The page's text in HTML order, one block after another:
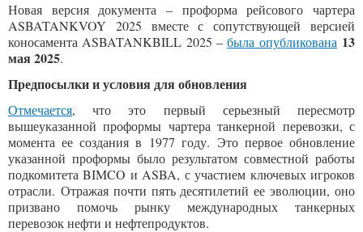
Новая версия документа – проформа рейсового чартера
ASBATANKVOY 2025 вместе с сопутствующей версией
коносамента ASBATANKBILL 2025 –была опубликована 13
мая 2025.
Предпосылки и условия для обновления
Отмечается, что это первый серьезный пересмотр
вышеуказанной проформы чартера танкерной перевозки, с
момента ее создания в 1977 году. Это первое обновление
указанной проформы было результатом совместной работы
подкомитета BIMCO и ASBA, с участием ключевых игроков
отрасли. Отражая почти пять десятилетий ее эволюции, оно
призвано помочь рынку международных танкерных
перевозок нефти и нефтепродуктов.